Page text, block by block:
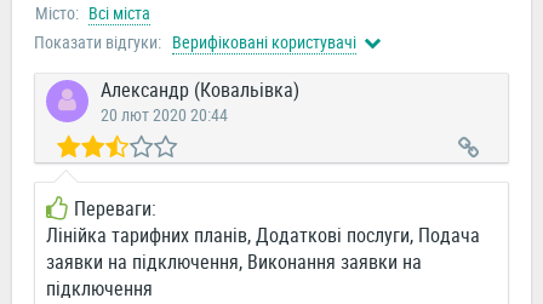
Місто: Всі міста
Показати відгуки: Верифіковані користувачі
Александр (Ковальівка)
20 лют 2020 20:44
Переваги:
Лінійка тарифних планів, Додаткові послуги, Подача
заявки на підключення, Виконання заявки на
підключення